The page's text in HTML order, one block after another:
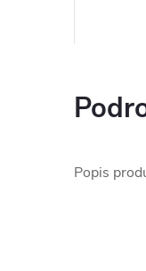
Popis